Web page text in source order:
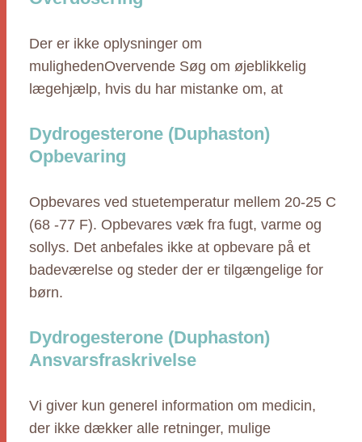
Der er ikke oplysninger om
mulighedenOvervende Søg om øjeblikkelig
lægehjælp, hvis du har mistanke om, at
Dydrogesterone (Duphaston)
Opbevaring
Opbevares ved stuetemperatur mellem 20-25 C
(68 -77 F). Opbevares væk fra fugt, varme og
sollys. Det anbefales ikke at opbevare på et
badeværelse og steder der er tilgængelige for
børn.
Dydrogesterone (Duphaston)
Ansvarsfraskrivelse
Vi giver kun generel information om medicin,
der ikke dækker alle retninger, mulige